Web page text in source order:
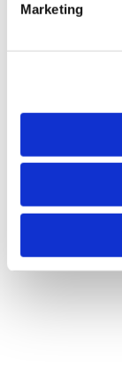
Marketing